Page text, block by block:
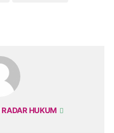
RADAR HUKUM